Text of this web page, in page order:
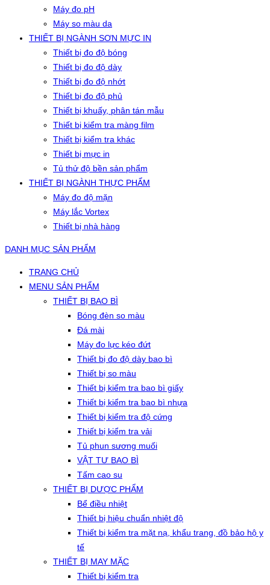
Máy đo pH
Máy so màu da
THIẾT BỊ NGÀNH SƠN MỰC IN
Thiết bị đo độ bóng
Thiết bị đo độ dày
Thiết bị đo độ nhớt
Thiết bị đo độ phủ
Thiết bị khuấy, phân tán mẫu
Thiết bị kiểm tra màng film
Thiết bị kiểm tra khác
Thiết bị mực in
Tủ thử độ bền sản phẩm
THIẾT BỊ NGÀNH THỰC PHẨM
Máy đo độ mặn
Máy lắc Vortex
Thiết bị nhà hàng
DANH MỤC SẢN PHẨM
TRANG CHỦ
MENU SẢN PHẨM
THIẾT BỊ BAO BÌ
Bóng đèn so màu
Đá mài
Máy đo lực kéo đứt
Thiết bị đo độ dày bao bì
Thiết bị so màu
Thiết bị kiểm tra bao bì giấy
Thiết bị kiểm tra bao bì nhựa
Thiết bị kiểm tra độ cứng
Thiết bị kiểm tra vải
Tủ phun sương muối
VẬT TƯ BAO BÌ
Tấm cao su
THIẾT BỊ DƯỢC PHẨM
Bể điều nhiệt
Thiết bị hiệu chuẩn nhiệt độ
Thiết bị kiểm tra mặt nạ, khẩu trang, đồ bảo hộ y
tế
THIẾT BỊ MAY MẶC
Thiết bị kiểm tra